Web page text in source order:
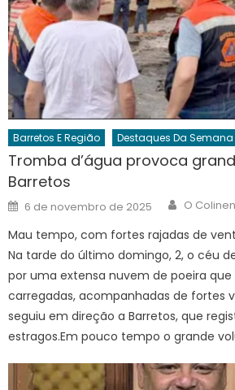
Barretos E Região Destaques Da Semana
Tromba d’água provoca
Barretos
Posted
on
6 de novembro de 2025 Author
O
Mau tempo, com fortes rajadas de
Na tarde do último domingo, 2, o céu
por uma extensa nuvem de poeira que
carregadas, acompanhadas de fortes
seguiu em direção a Barretos, que
estragos.Em pouco tempo o grande